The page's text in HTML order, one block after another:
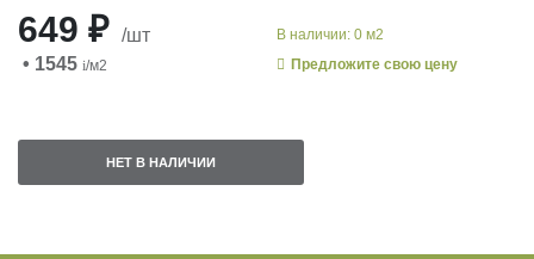
649 ₽ /шт
• 1545 i/м2
В наличии: 0 м2
Предложите свою цену
НЕТ В НАЛИЧИИ